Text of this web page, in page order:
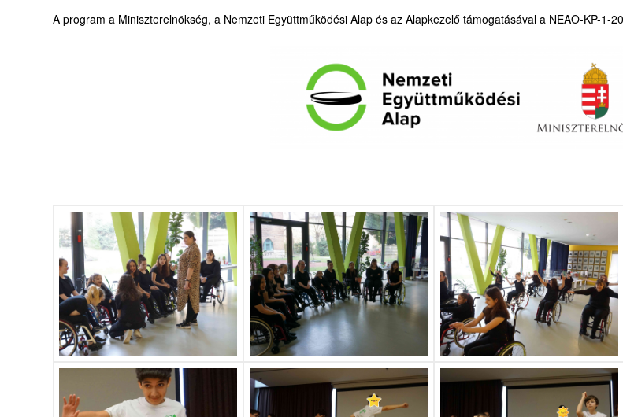
A program a Miniszterelnökség, a Nemzeti Együttműködési Alap és az Alapkezelő támogatásával a NEAO-KP-1-